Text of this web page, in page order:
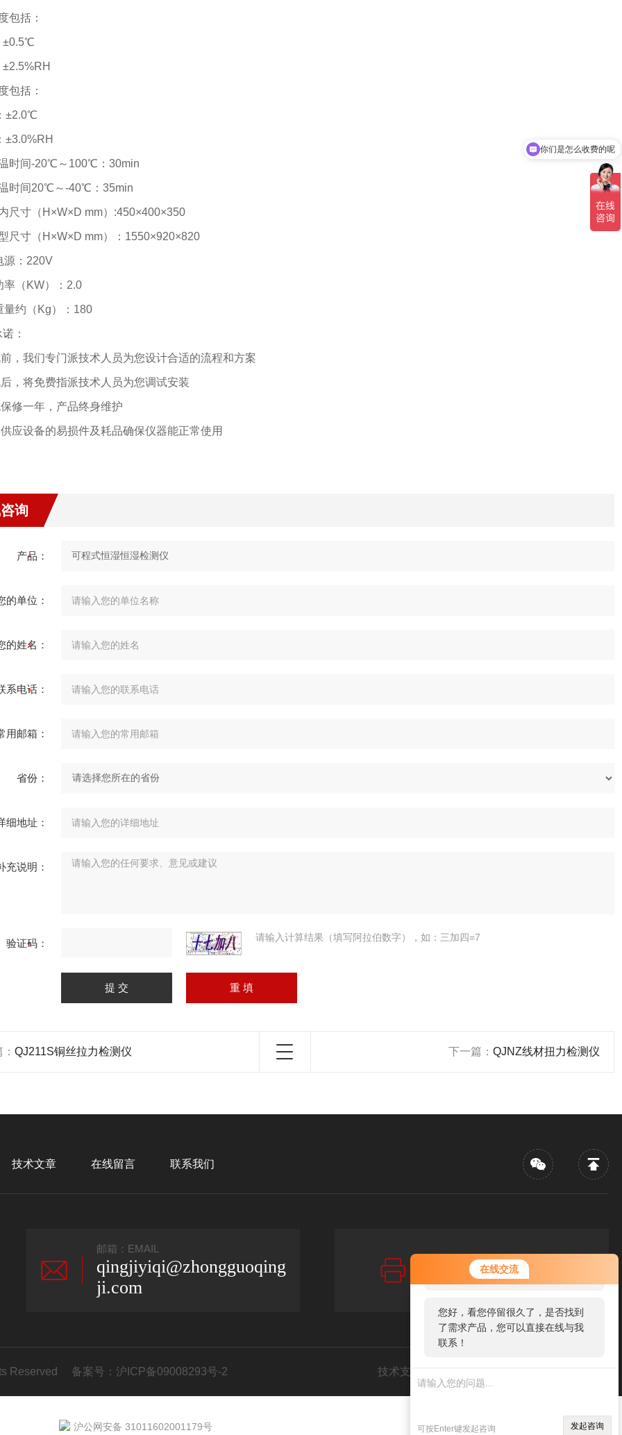
在线交流
您好！欢迎前来咨询，很高兴为您
服务，请问您要咨询什么问题呢？
您好，看您停留很久了，是否找到
了需求产品，您可以直接在线与我
联系！
可按Enter键发起咨询 发起咨询
你们是怎么收费的呢
现在有优惠活动吗
包括：
±0.5℃
±2.5%RH
包括：
±2.0℃
±3.0%RH
时间-20℃～100℃：30min
时间20℃～-40℃：35min
尺寸（H×W×D mm）:450×400×350
尺寸（H×W×D mm）：1550×920×820
源：220V
率（KW）：2.0
量约（Kg）：180
：
，我们专门派技术人员为您设计合适的流程和方案
，将免费指派技术人员为您调试安装
修一年，产品终身维护
应设备的易损件及耗品确保仪器能正常使用
询
产品：
的单位：
的姓名：
系电话：
用邮箱：
省份：
细地址：
充说明：
验证码： 请输入计算结果（填写阿拉伯数字），如：三加四=7
QJ211S铜丝拉力检测仪 下一篇： QJNZ线材扭力检测仪
技术文章 在线留言 联系我们
邮箱：EMAIL
qingjiyiqi@zhongguoqing
ji.com
传真：FAX
86-021-67256880
Reserved 备案号： 沪ICP备09008293号-2 技术支持：
沪公网安备 31011602001179号